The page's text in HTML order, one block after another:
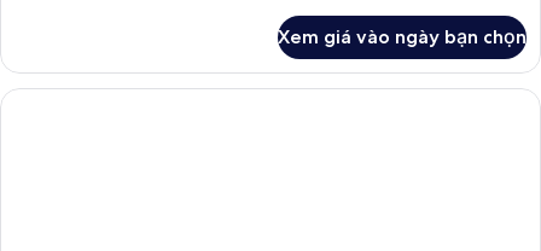
Phòng
Xem giá vào ngày bạn chọn